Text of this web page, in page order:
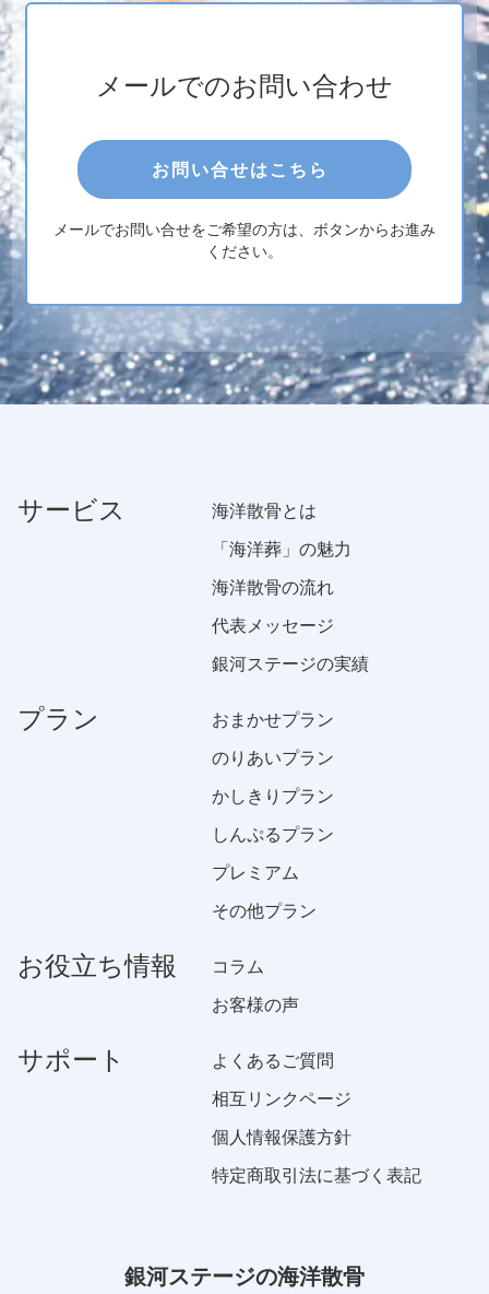
メールでのお問い合わせ
お問い合せはこちら
メールでお問い合せをご希望の方は、ボタンからお進み
ください。
銀河ステージの海洋散骨
サービス
海洋散骨とは
「海洋葬」の魅力
海洋散骨の流れ
代表メッセージ
銀河ステージの実績
プラン
おまかせプラン
のりあいプラン
かしきりプラン
しんぷるプラン
プレミアム
その他プラン
お役立ち情報
コラム
お客様の声
サポート
よくあるご質問
相互リンクページ
個人情報保護方針
特定商取引法に基づく表記